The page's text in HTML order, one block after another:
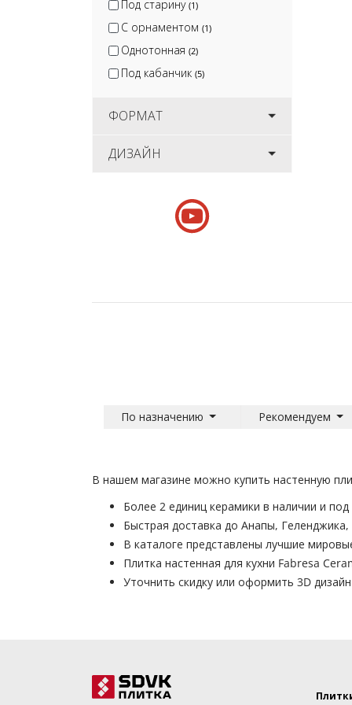
Под старину (1)
С орнаментом (1)
Однотонная (2)
Под кабанчик (5)
ФОРМАТ
ДИЗАЙН
По назначению Рекомендуем
В нашем магазине можно купить настенную
Более 2 единиц керамики в наличии и под
Быстрая доставка до Анапы,
В каталоге представлены лучшие
Плитка настенная для кухни Fabresa
Уточнить скидку или оформить 3D